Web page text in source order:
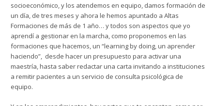
socioeconómico, y los atendemos en equipo, damos formación de
un día, de tres meses y ahora le hemos apuntado a Altas
Formaciones de más de 1 año… y todos son aspectos que yo
aprendí a gestionar en la marcha, como proponemos en las
formaciones que hacemos, un “learning by doing, un aprender
haciendo”, desde hacer un presupuesto para activar una
maestría, hasta saber redactar una carta invitando a instituciones
a remitir pacientes a un servicio de consulta psicológica de
equipo.